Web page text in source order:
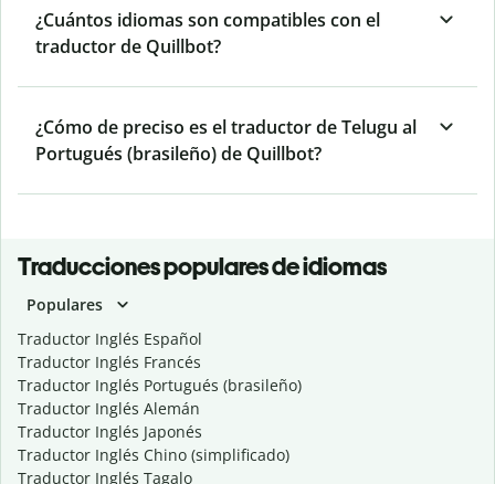
¿Cuántos idiomas son compatibles con el
traductor de Quillbot?
¿Cómo de preciso es el traductor de Telugu al
Portugués (brasileño) de Quillbot?
Traducciones populares de idiomas
Populares
Traductor Inglés Español
Traductor Inglés Francés
Traductor Inglés Portugués (brasileño)
Traductor Inglés Alemán
Traductor Inglés Japonés
Traductor Inglés Chino (simplificado)
Traductor Inglés Tagalo